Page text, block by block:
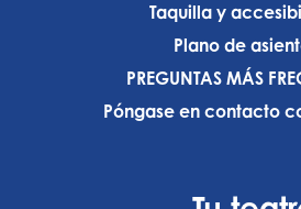
Taquilla y
Plano de
PREGUNTAS MÁS
Póngase en contacto